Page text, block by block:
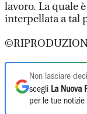
lavoro. La quale
interpellata a tal
Non lasciare
scegli La Nuova
per le tue notizie